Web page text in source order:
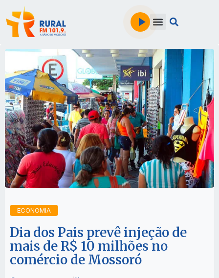
ECONOMIA
Dia dos Pais prevê injeção de
mais de R$ 10 milhões no
comércio de Mossoró